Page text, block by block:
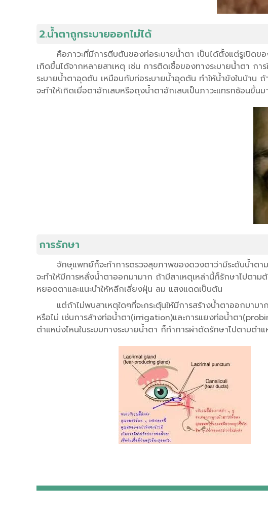
2.น้ำตาถูกระบายออกไม่ได้
คือภาวะที่มีการตีบตันของท่อระบายน้ำตา เป็นได้ตั้งแต่รูเปิด
เกิดขึ้นได้จากหลายสาเหตุ เช่น การติดเชื้อของทางระบายน้ำตา กา
ระบายน้ำตาอุดตัน เหมือนกับท่อระบายน้ำอุดตัน ทำให้น้ำขังในบ้าน
จะทำให้เกิดเยื่อตาอักเสบหรือถุงน้ำตาอักเสบเป็นภาวะแทรกซ้อนขึ้นม
การรักษา
จักษุแพทย์ก็จะทำการตรวจสุขภาพของดวงตาว่ามีระดับน้ำตา
จะทำให้มีการหลั่งน้ำตาออกมามาก ถ้ามีสาเหตุเหล่านี้ก็รักษาไปต
หยอดตาและแนะนำให้หลีกเลี่ยงฝุ่น ลม แสงแดดเป็นต้น
แต่ถ้าไม่พบสาเหตุใดๆที่จะกระตุ้นให้มีการสร้างน้ำตาออกมา
หรือไม่ เช่นการล้างท่อน้ำตา(irrigation)และการแยงท่อน้ำตา
ตำแหน่งไหนในระบบทางระบายน้ำตา ก็ทำการผ่าตัดรักษาไปตามต